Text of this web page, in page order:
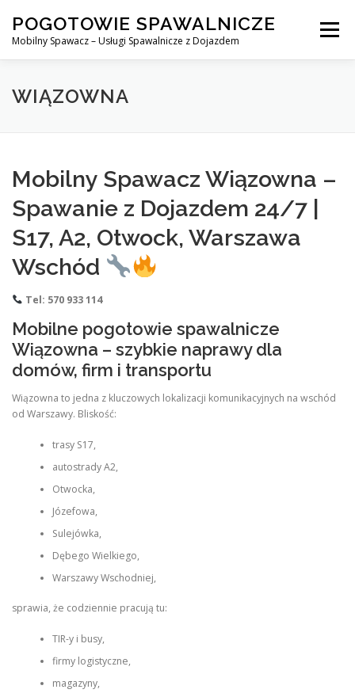
content
POGOTOWIE SPAWALNICZE
Mobilny Spawacz – Usługi Spawalnicze z Dojazdem
Menu
MOBILNY SPAWACZ
KONTAKT
WIĄZOWNA
Mobilny Spawacz Wiązowna –
Spawanie z Dojazdem 24/7 |
S17, A2, Otwock, Warszawa
Wschód
Tel: 570 933 114
Mobilne pogotowie spawalnicze
Wiązowna – szybkie naprawy dla
domów, firm i transportu
Wiązowna to jedna z kluczowych lokalizacji komunikacyjnych na wschód
od Warszawy. Bliskość:
trasy S17,
autostrady A2,
Otwocka,
Józefowa,
Sulejówka,
Dębego Wielkiego,
Warszawy Wschodniej,
sprawia, że codziennie pracują tu:
TIR-y i busy,
firmy logistyczne,
magazyny,